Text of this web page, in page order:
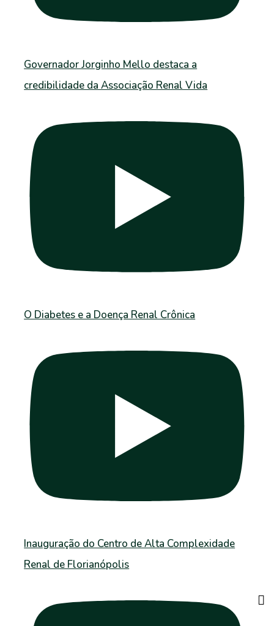
Governador Jorginho Mello destaca a
credibilidade da Associação Renal Vida
O Diabetes e a Doença Renal Crônica
Inauguração do Centro de Alta Complexidade
Renal de Florianópolis